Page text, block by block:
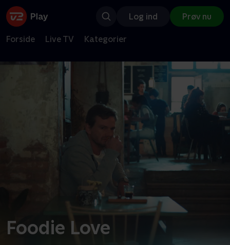
Log ind Prøv nu
Forside Live TV Kategorier
Foodie Love